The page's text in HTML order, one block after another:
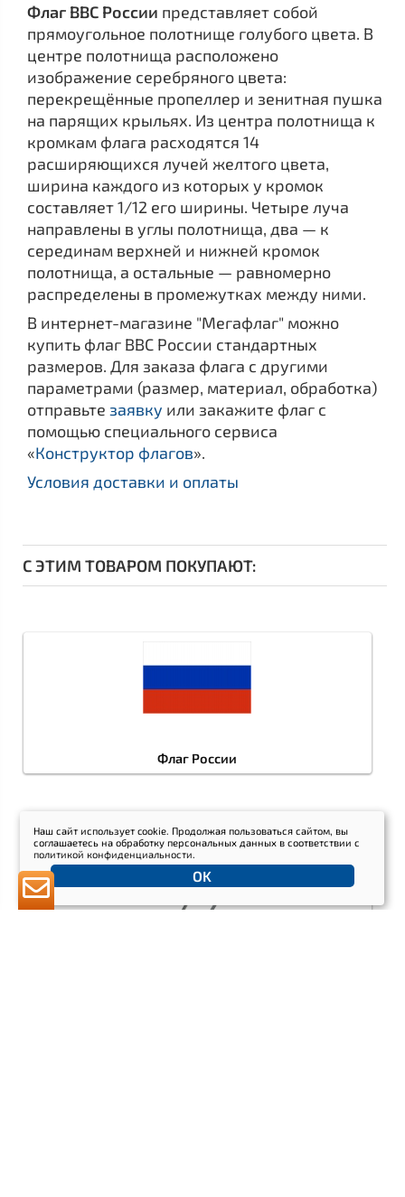
Флаг ВВС России представляет собой
прямоугольное полотнище голубого цвета. В
центре полотнища расположено
изображение серебряного цвета:
перекрещённые пропеллер и зенитная пушка
на парящих крыльях. Из центра полотнища к
кромкам флага расходятся 14
расширяющихся лучей желтого цвета,
ширина каждого из которых у кромок
составляет 1/12 его ширины. Четыре луча
направлены в углы полотнища, два — к
серединам верхней и нижней кромок
полотнища, а остальные — равномерно
распределены в промежутках между ними.
В интернет-магазине "Мегафлаг" можно
купить флаг ВВС России стандартных
размеров. Для заказа флага с другими
параметрами (размер, материал, обработка)
отправьте заявку или закажите флаг с
помощью специального сервиса
«Конструктор флагов».
Условия доставки и оплаты
С ЭТИМ ТОВАРОМ ПОКУПАЮТ:
Флаг России
Наш сайт использует cookie. Продолжая пользоваться сайтом, вы
соглашаетесь на обработку персональных данных в соответствии с
политикой конфиденциальности.
OK